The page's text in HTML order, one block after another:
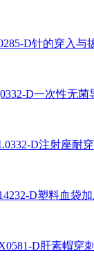
D针的穿入与
D一次性无菌
D注射座耐
D塑料血袋
D肝素帽穿